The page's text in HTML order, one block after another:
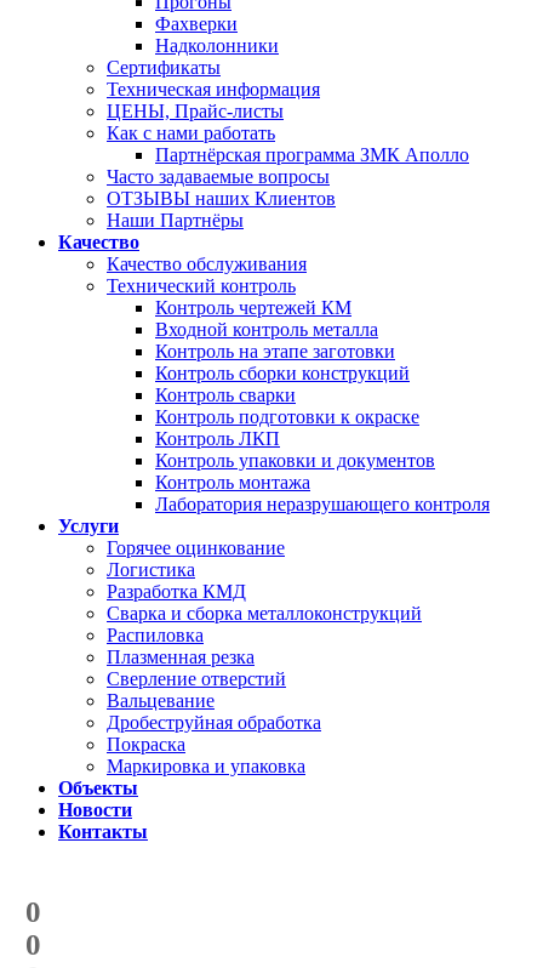
Фахверки
Надколонники
Сертификаты
Техническая информация
ЦЕНЫ, Прайс-листы
Как с нами работать
Партнёрская программа ЗМК Аполло
Часто задаваемые вопросы
ОТЗЫВЫ наших Клиентов
Наши Партнёры
Качество
Качество обслуживания
Технический контроль
Контроль чертежей КМ
Входной контроль металла
Контроль на этапе заготовки
Контроль сборки конструкций
Контроль сварки
Контроль подготовки к окраске
Контроль ЛКП
Контроль упаковки и документов
Контроль монтажа
Лаборатория неразрушающего контроля
Услуги
Горячее оцинкование
Логистика
Разработка КМД
Сварка и сборка металлоконструкций
Распиловка
Плазменная резка
Сверление отверстий
Вальцевание
Дробеструйная обработка
Покраска
Маркировка и упаковка
Объекты
Новости
Контакты
0
0